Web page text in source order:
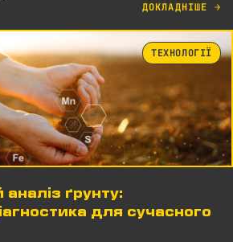
ДОКЛАДНІШЕ →
ТЕХНОЛОГІЇ
ґрунту:
для сучасного